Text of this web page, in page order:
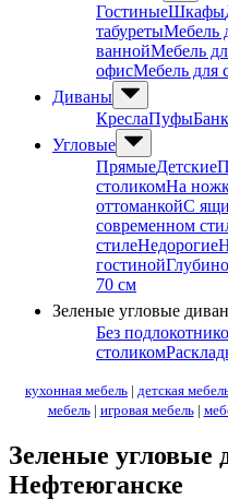
ГостиныеШкафы
табуретыМебель
ваннойМебель
офисМебель для
Диваны
КреслаПуфы
Угловые
ПрямыеДетские
столикомНа
оттоманкойС
современном
стилеНедорогие
гостиной
70 см
Зеленые угловые
Без
столиком
кухонная мебель | детская
мебель| игровая мебель|
Зеленые угловые
Нефтеюганске